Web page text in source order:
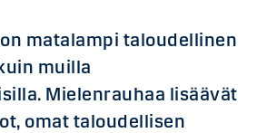
matalampi taloudellinen
muilla
Mielenrauhaa lisäävät
omat taloudellisen